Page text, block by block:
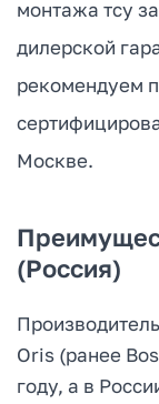
монтажа тсу
дилерской
рекомендуем
Москве.
(Россия)
Oris (ранее
году, а в